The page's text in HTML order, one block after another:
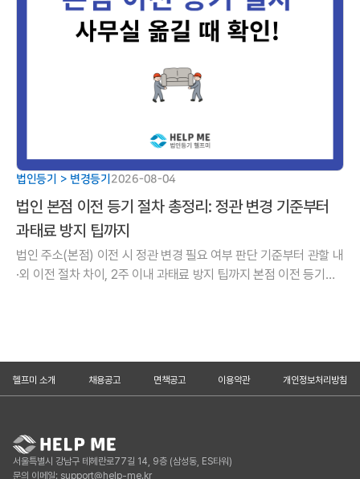
법인등기 > 변경등기 2026-08-04
법인 본점 이전 등기 절차 총정리: 정관 변경 기준부터
과태료 방지 팁까지
법인 주소(본점) 이전 시 정관 변경 필요 여부 판단 기준부터 관할 내
·외 이전 절차 차이, 2주 이내 과태료 방지 팁까지 본점 이전 등기의
헬프미 소개 채용공고 면책공고 이용약관 개인정보처리방침
서울특별시 강남구 테헤란로77길 14, 9층 (삼성동, ES타워)
문의 이메일: support@help-me.kr